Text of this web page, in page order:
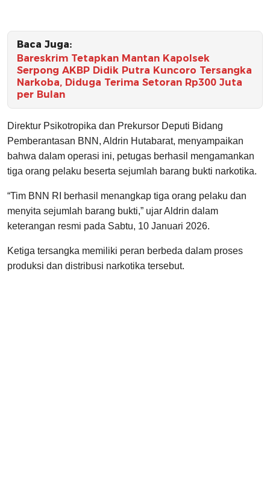
Baca Juga:
Bareskrim Tetapkan Mantan Kapolsek
Serpong AKBP Didik Putra Kuncoro Tersangka
Narkoba, Diduga Terima Setoran Rp300 Juta
per Bulan
Direktur Psikotropika dan Prekursor Deputi Bidang
Pemberantasan BNN, Aldrin Hutabarat, menyampaikan
bahwa dalam operasi ini, petugas berhasil mengamankan
tiga orang pelaku beserta sejumlah barang bukti narkotika.
“Tim BNN RI berhasil menangkap tiga orang pelaku dan
menyita sejumlah barang bukti,” ujar Aldrin dalam
keterangan resmi pada Sabtu, 10 Januari 2026.
Ketiga tersangka memiliki peran berbeda dalam proses
produksi dan distribusi narkotika tersebut.